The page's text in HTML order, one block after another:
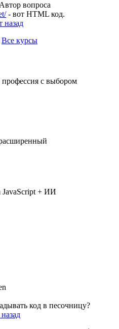
Автор вопроса
- вот HTML код.
назад
Все курсы
профессия с выбором
JavaScript + ИИ
код в песочницу?